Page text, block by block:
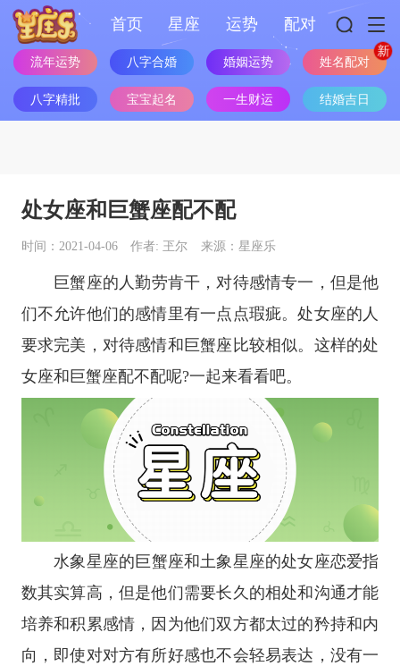
首页 星座 运势 配对
流年运势 八字合婚 婚姻运势 姓名配对
八字精批 宝宝起名 一生财运 结婚吉日
处女座和巨蟹座配不配
时间：2021-04-06 作者: 玊尔 来源：星座乐
巨蟹座的人勤劳肯干，对待感情专一，但是他
们不允许他们的感情里有一点点瑕疵。处女座的人
要求完美，对待感情和 巨蟹座 比较相似。这样的处
女座和巨蟹座配不配呢?一起来看看吧。
水象星座的巨蟹座和土象星座的处女座恋爱指
数其实算高，但是他们需要长久的相处和沟通才能
培养和积累感情，因为他们双方都太过的矜持和内
向，即使对对方有所好感也不会轻易表达，没有一